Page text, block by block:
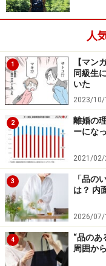
きないでしょ」
2年ほど前、マッチ
たことがある。彼は
が、急に「誰かと親
ノブさんも親密な関
絡を取り合うのが面
テルへ行こうとした
「私の親密は会話
彼の方は肉体関係も
肉体関係が絶対に嫌
同士でそんな簡単に
まって。客観視しす
それだけのめりこ
代、人を見る目もで
人
1
【マン
同級生
いた
2023/10/
2
離婚の
ーにな
2021/02/
3
「品の
は？ 内
2026/07/
4
“品のあ
周囲か